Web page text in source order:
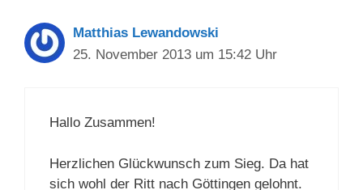
Matthias Lewandowski
25. November 2013 um 15:42 Uhr
Hallo Zusammen!
Herzlichen Glückwunsch zum Sieg. Da hat
sich wohl der Ritt nach Göttingen gelohnt.